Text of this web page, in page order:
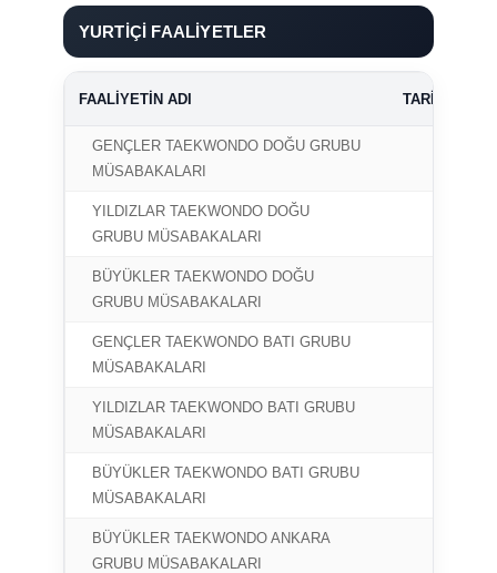
YURTİÇİ FAALİYETLER
FAALİYETİN ADI TARİHİ
GENÇLER TAEKWONDO DOĞU GRUBU
MÜSABAKALARI
YILDIZLAR TAEKWONDO DOĞU
GRUBU MÜSABAKALARI
BÜYÜKLER TAEKWONDO DOĞU
GRUBU MÜSABAKALARI
GENÇLER TAEKWONDO BATI GRUBU
MÜSABAKALARI
YILDIZLAR TAEKWONDO BATI GRUBU
MÜSABAKALARI
BÜYÜKLER TAEKWONDO BATI GRUBU
MÜSABAKALARI
BÜYÜKLER TAEKWONDO ANKARA
GRUBU MÜSABAKALARI